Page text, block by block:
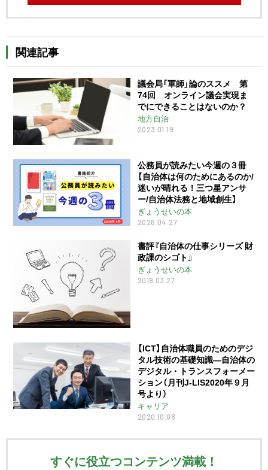
関連記事
議会局「軍師」論のススメ 第
74回 オンライン議会実現ま
でにできることはないのか？
地方自治
2023.01.19
公務員が読みたい今週の３冊
【自治体は何のためにあるのか/
迷いが晴れる！三つ星アンサ
ー/自治体法務と地域創生】
ぎょうせいの本
2026.04.27
書評『自治体の仕事シリーズ 財
政課のシゴト』
ぎょうせいの本
2019.03.27
【ICT】自治体職員のためのデジ
タル技術の基礎知識―自治体の
デジタル・トランスフォーメー
ション（月刊J-LIS2020年９月
号より）
キャリア
2020.10.08
すぐに役立つコンテンツ満載！